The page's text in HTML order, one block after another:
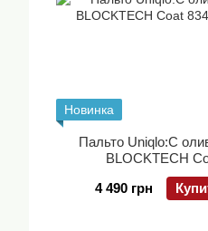
Новинка
Пальто Uniqlo:C
BLOCKTECH
4 490 грн